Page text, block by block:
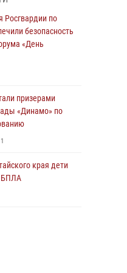
военно-
для детей в
приняла участие
встречу с
Росгвардии по
безопасность
«День
призерами
«Динамо» по
1
края дети
БПЛА